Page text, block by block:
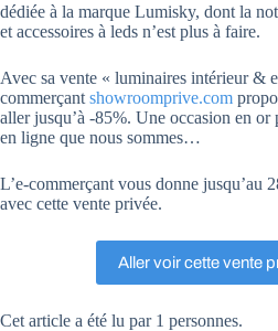
dédiée à la marque Lumisky, dont la
et accessoires à leds n’est plus à faire.
Avec sa vente « luminaires intérieur &
commerçant showroomprive.com
aller jusqu’à -85%. Une occasion en or
en ligne que nous sommes…
L’e-commerçant vous donne jusqu’au
avec cette vente privée.
Aller voir cette vente
Cet article a été lu par 1 personnes.